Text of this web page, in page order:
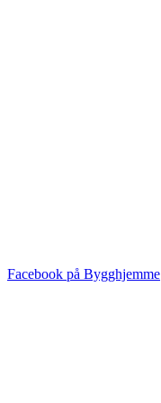
Facebook på Bygghjemme